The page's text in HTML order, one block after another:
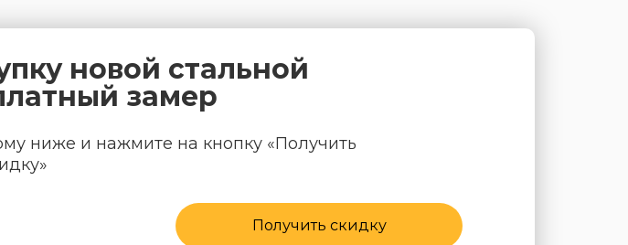
новой стальной
замер
ниже и нажмите на кнопку «Получить
Получить скидку